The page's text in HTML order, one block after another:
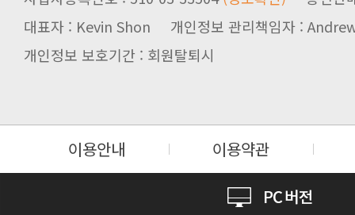
대표자 : Kevin Shon 개인정보 관리책임자 :
개인정보 보호기간 : 회원탈퇴시
이용안내 이용약관